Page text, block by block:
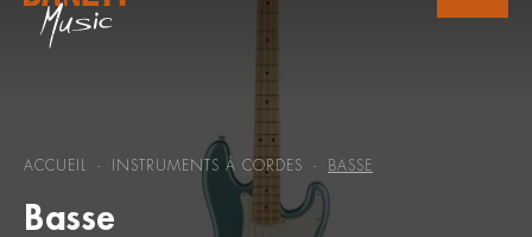
Basse
ACCUEIL - INSTRUMENTS À CORDES - BASSE